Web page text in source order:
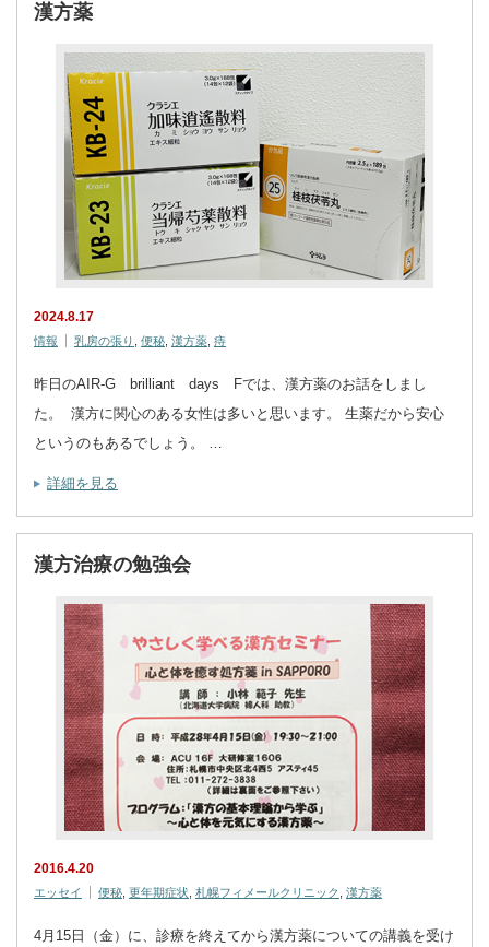
漢方薬
2024.8.17
情報 乳房の張り 便秘 漢方薬 痔
昨日のAIR-G brilliant days Fでは、漢方薬のお話をしまし
た。 漢方に関心のある女性は多いと思います。 生薬だから安心
というのもあるでしょう。 …
詳細を見る
漢方治療の勉強会
2016.4.20
エッセイ 便秘 更年期症状 札幌フィメールクリニック 漢方薬
4月15日（金）に、診療を終えてから漢方薬についての講義を受け